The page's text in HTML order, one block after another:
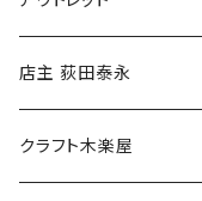
傘
食料品
店主 荻田泰永
書籍
クラフト木楽屋